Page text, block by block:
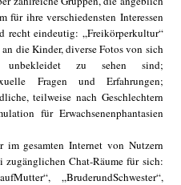
für ihre verschiedensten Interessen
recht eindeutig: „Freikörperkultur“
die Kinder, diverse Fotos von sich
zu sehen sind;
Fragen und Erfahrungen;
teilweise nach Geschlechtern
für Erwachsenenphantasien
im gesamten Internet von Nutzern
Chat-Räume für sich:
„BruderundSchwester“,